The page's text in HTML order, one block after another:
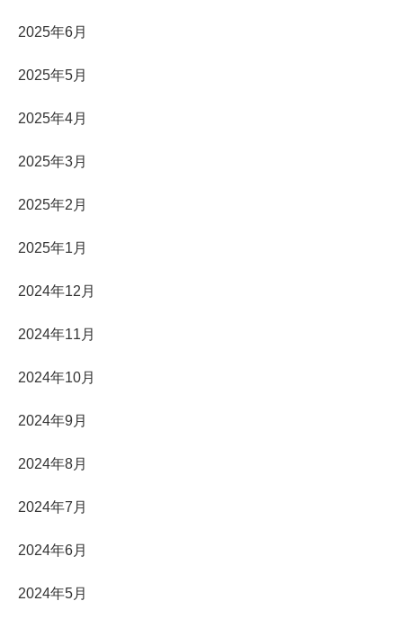
2025年6月
2025年5月
2025年4月
2025年3月
2025年2月
2025年1月
2024年12月
2024年11月
2024年10月
2024年9月
2024年8月
2024年7月
2024年6月
2024年5月